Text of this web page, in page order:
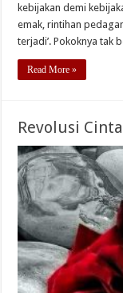
kebijakan demi
emak, rintihan
terjadi’. Pokoknya tak
Read More »
Revolusi Cinta